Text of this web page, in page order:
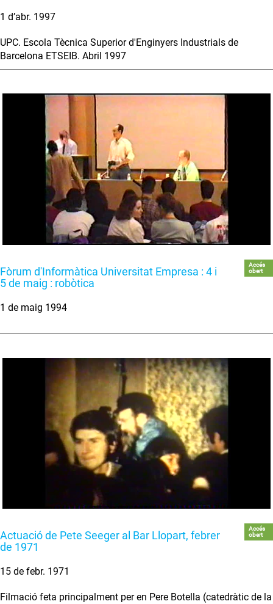
1 d’abr. 1997
UPC. Escola Tècnica Superior d'Enginyers Industrials de
Barcelona ETSEIB. Abril 1997
Fòrum d'Informàtica Universitat Empresa : 4 i
5 de maig : robòtica
Accés
obert
1 de maig 1994
Actuació de Pete Seeger al Bar Llopart, febrer
de 1971
Accés
obert
15 de febr. 1971
Filmació feta principalment per en Pere Botella (catedràtic de la